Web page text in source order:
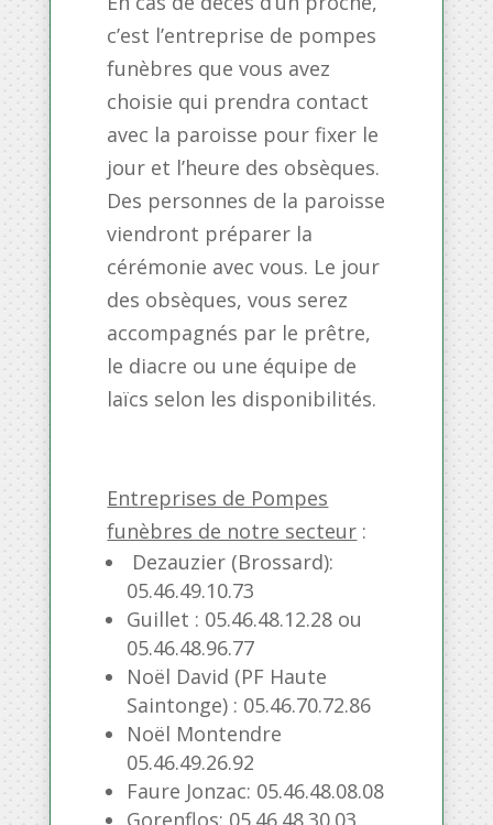
c’est l’entreprise de pompes
funèbres que vous avez
choisie qui prendra contact
avec la paroisse pour fixer le
jour et l’heure des obsèques.
Des personnes de la paroisse
viendront préparer la
cérémonie avec vous. Le jour
des obsèques, vous serez
accompagnés par le prêtre,
le diacre ou une équipe de
laïcs selon les disponibilités.
Entreprises de Pompes
funèbres de notre secteur :
Dezauzier (Brossard):
05.46.49.10.73
Guillet : 05.46.48.12.28 ou
05.46.48.96.77
Noël David (PF Haute
Saintonge) : 05.46.70.72.86
Noël Montendre
05.46.49.26.92
Faure Jonzac: 05.46.48.08.08
Gorenflos: 05.46.48.30.03